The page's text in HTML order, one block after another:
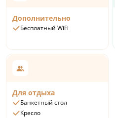
Дополнительно
Бесплатный WiFi
Для отдыха
Банкетный стол
Кресло